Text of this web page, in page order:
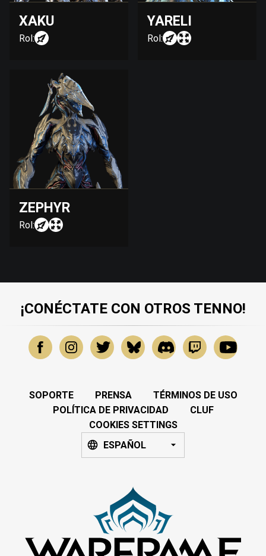
XAKU
Rol:
YARELI
Rol:
ZEPHYR
Rol:
¡CONÉCTATE CON OTROS TENNO!
SOPORTE PRENSA
TÉRMINOS DE USO
POLÍTICA DE PRIVACIDAD
CLUF
COOKIES SETTINGS
ESPAÑOL